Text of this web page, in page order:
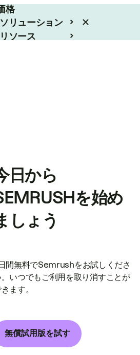
格
ソリューション
リソース
日から
を始め
しょう
間無料でSemrushをお試しくださ
。いつでもご利用を取り消すことが
ます。
無償試用版を試す